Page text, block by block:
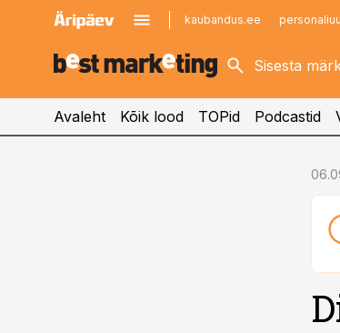
kaubandus.ee
kinnisvarauudised.ee
logistikauudised.ee
imelineajalugu.ee
Avaleht Kõik lood TOPid Podcastid